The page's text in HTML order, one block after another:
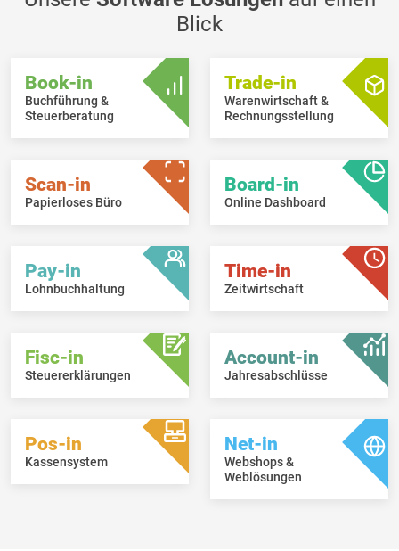
Blick
Book-in
Buchführung &
Steuerberatung
Trade-in
Warenwirtschaft &
Rechnungsstellung
Scan-in
Papierloses Büro
Board-in
Online Dashboard
Pay-in
Lohnbuchhaltung
Time-in
Zeitwirtschaft
Fisc-in
Steuererklärungen
Account-in
Jahresabschlüsse
Pos-in
Kassensystem
Net-in
Webshops &
Weblösungen